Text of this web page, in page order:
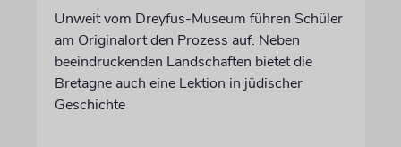
Unweit vom Dreyfus-Museum führen Schüler
am Originalort den Prozess auf. Neben
beeindruckenden Landschaften bietet die
Bretagne auch eine Lektion in jüdischer
Geschichte